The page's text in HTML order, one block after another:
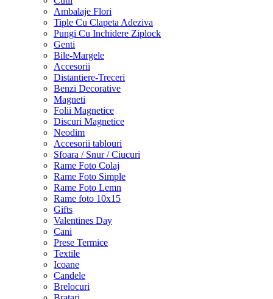
Ambalaje Flori
Tiple Cu Clapeta Adeziva
Pungi Cu Inchidere Ziplock
Genti
Bile-Margele
Accesorii
Distantiere-Treceri
Benzi Decorative
Magneti
Folii Magnetice
Discuri Magnetice
Neodim
Accesorii tablouri
Sfoara / Snur / Ciucuri
Rame Foto Colaj
Rame Foto Simple
Rame Foto Lemn
Rame foto 10x15
Gifts
Valentines Day
Cani
Prese Termice
Textile
Icoane
Candele
Brelocuri